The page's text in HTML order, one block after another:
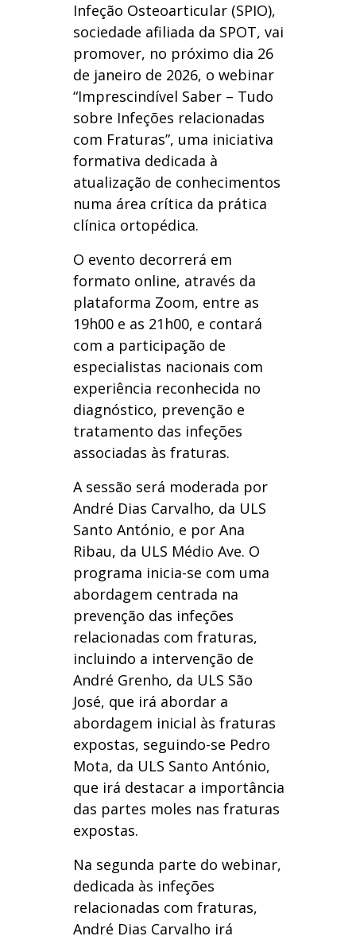
Infeção Osteoarticular (SPIO),
sociedade afiliada da SPOT, vai
promover, no próximo dia 26
de janeiro de 2026, o webinar
“Imprescindível Saber – Tudo
sobre Infeções relacionadas
com Fraturas”, uma iniciativa
formativa dedicada à
atualização de conhecimentos
numa área crítica da prática
clínica ortopédica.
O evento decorrerá em
formato online, através da
plataforma Zoom, entre as
19h00 e as 21h00, e contará
com a participação de
especialistas nacionais com
experiência reconhecida no
diagnóstico, prevenção e
tratamento das infeções
associadas às fraturas.
A sessão será moderada por
André Dias Carvalho, da ULS
Santo António, e por Ana
Ribau, da ULS Médio Ave. O
programa inicia-se com uma
abordagem centrada na
prevenção das infeções
relacionadas com fraturas,
incluindo a intervenção de
André Grenho, da ULS São
José, que irá abordar a
abordagem inicial às fraturas
expostas, seguindo-se Pedro
Mota, da ULS Santo António,
que irá destacar a importância
das partes moles nas fraturas
expostas.
Na segunda parte do webinar,
dedicada às infeções
relacionadas com fraturas,
André Dias Carvalho irá